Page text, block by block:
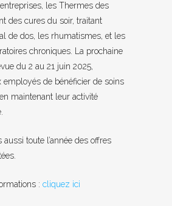
les Thermes des
des cures du soir, traitant
de dos, les rhumatismes, et les
chroniques. La prochaine
du 2 au 21 juin 2025,
employés de bénéficier de soins
maintenant leur activité
aussi toute l’année des offres
: cliquez ici